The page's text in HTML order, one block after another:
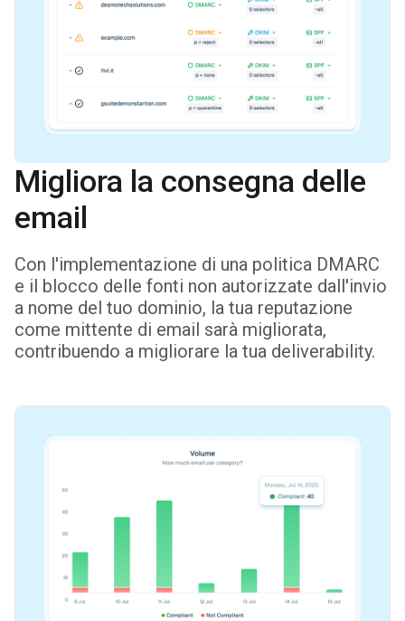
Migliora la consegna delle
email
Con l'implementazione di una politica DMARC
e il blocco delle fonti non autorizzate dall'invio
a nome del tuo dominio, la tua reputazione
come mittente di email sarà migliorata,
contribuendo a migliorare la tua deliverability.